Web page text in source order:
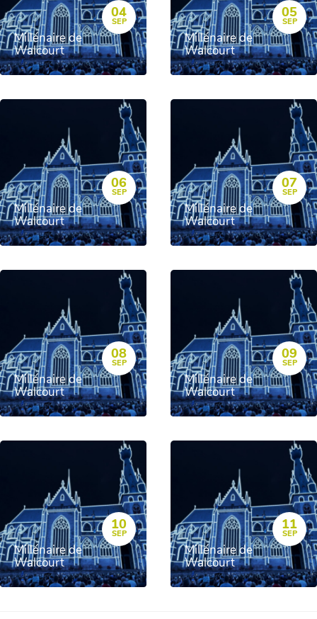
04
SEP
Millénaire de
Walcourt
05
SEP
Millénaire de
Walcourt
06
SEP
Millénaire de
Walcourt
07
SEP
Millénaire de
Walcourt
08
SEP
Millénaire de
Walcourt
09
SEP
Millénaire de
Walcourt
10
SEP
Millénaire de
Walcourt
11
SEP
Millénaire de
Walcourt